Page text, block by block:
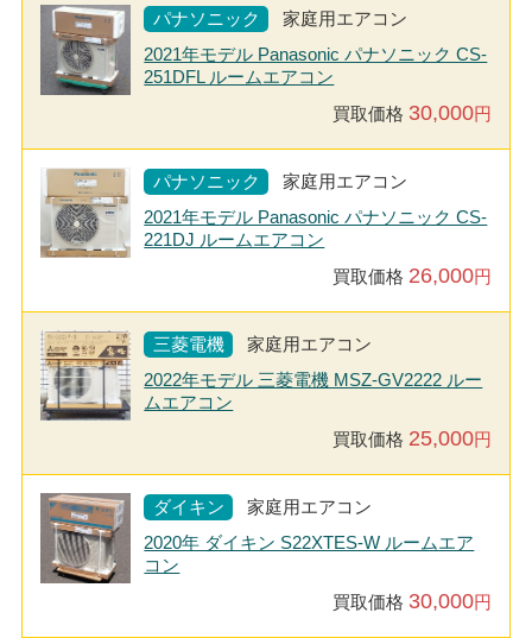
パナソニック
家庭用エアコン
2021年モデル Panasonic パナソニック CS-
251DFL ルームエアコン
買取価格 30,000円
パナソニック
家庭用エアコン
2021年モデル Panasonic パナソニック CS-
221DJ ルームエアコン
買取価格 26,000円
三菱電機
家庭用エアコン
2022年モデル 三菱電機 MSZ-GV2222 ルー
ムエアコン
買取価格 25,000円
ダイキン
家庭用エアコン
2020年 ダイキン S22XTES-W ルームエア
コン
買取価格 30,000円